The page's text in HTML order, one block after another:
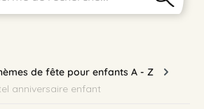
de fête pour enfants A - Z
anniversaire enfant